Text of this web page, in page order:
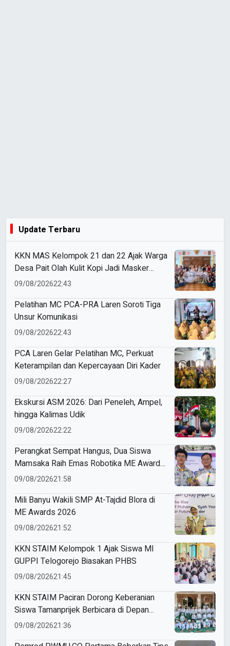
Update Terbaru
KKN MAS Kelompok 21 dan 22 Ajak Warga
Desa Pait Olah Kulit Kopi Jadi Masker
Wajah
09/08/202622:43
Pelatihan MC PCA-PRA Laren Soroti Tiga
Unsur Komunikasi
09/08/202622:43
PCA Laren Gelar Pelatihan MC, Perkuat
Keterampilan dan Kepercayaan Diri Kader
09/08/202622:27
Ekskursi ASM 2026: Dari Peneleh, Ampel,
hingga Kalimas Udik
09/08/202622:22
Perangkat Sempat Hangus, Dua Siswa
Mamsaka Raih Emas Robotika ME Awards
2026
09/08/202621:58
Mili Banyu Wakili SMP At-Tajdid Blora di
ME Awards 2026
09/08/202621:52
KKN STAIM Kelompok 1 Ajak Siswa MI
GUPPI Telogorejo Biasakan PHBS
09/08/202621:45
KKN STAIM Paciran Dorong Keberanian
Siswa Tamanprijek Berbicara di Depan
Umum
09/08/202621:36